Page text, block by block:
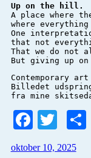
Up on the hill.
A place where
where
One
that not
That we do not
But giving up
Contemporary
Billedet
fra mine
oktober 10, 2025